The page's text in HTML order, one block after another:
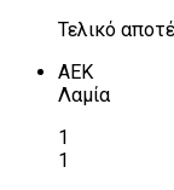
Τελικό
ΑΕΚ
Λαμία
1
1